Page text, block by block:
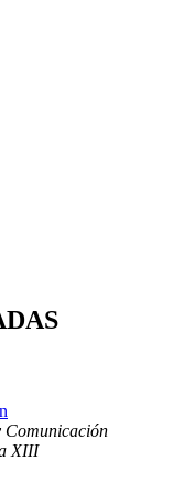
Comunicación
XIII